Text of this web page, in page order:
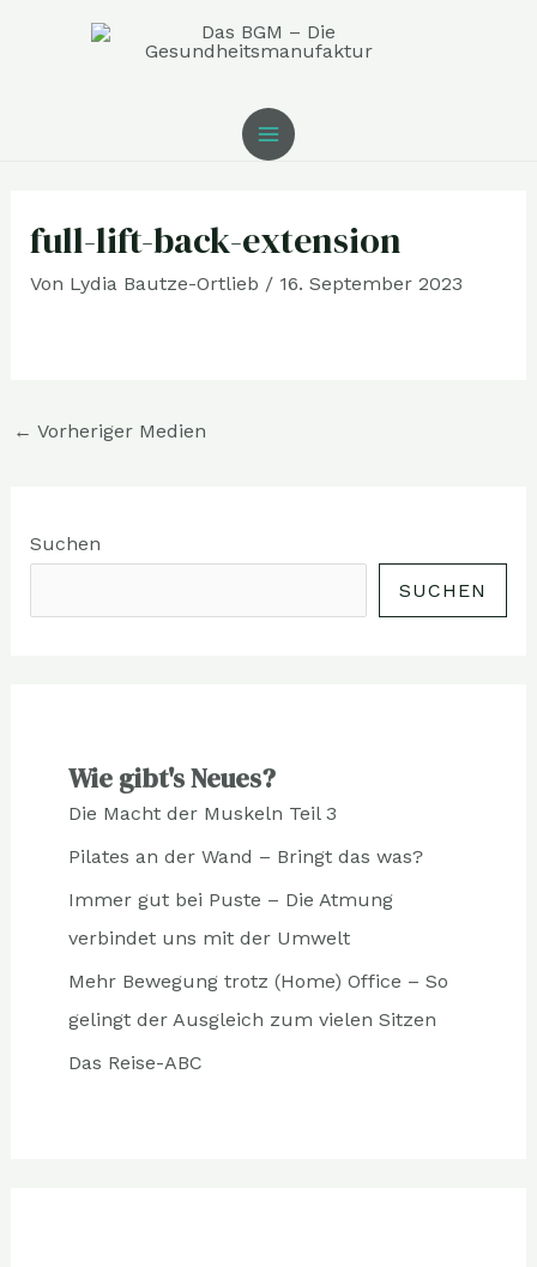
MAIN
full-lift-back-extension
Von Lydia Bautze-Ortlieb / 16. September 2023
← Vorheriger Medien
Suchen
SUCHEN
Wie gibt's Neues?
Die Macht der Muskeln Teil 3
Pilates an der Wand – Bringt das was?
Immer gut bei Puste – Die Atmung
verbindet uns mit der Umwelt
Mehr Bewegung trotz (Home) Office – So
gelingt der Ausgleich zum vielen Sitzen
Das Reise-ABC